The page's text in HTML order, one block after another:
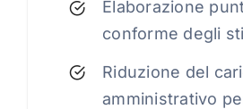
Elaborazione
conforme degli
Riduzione del
amministrativo